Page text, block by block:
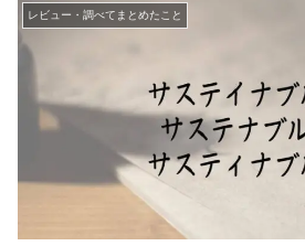
レビュー・調べてまとめたこと